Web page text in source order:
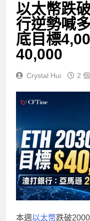
以太幣跌
行逆勢喊
底目標
40,000
Crystal Hui 2
本週以太幣跌破